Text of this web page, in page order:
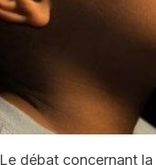
Le débat concernant